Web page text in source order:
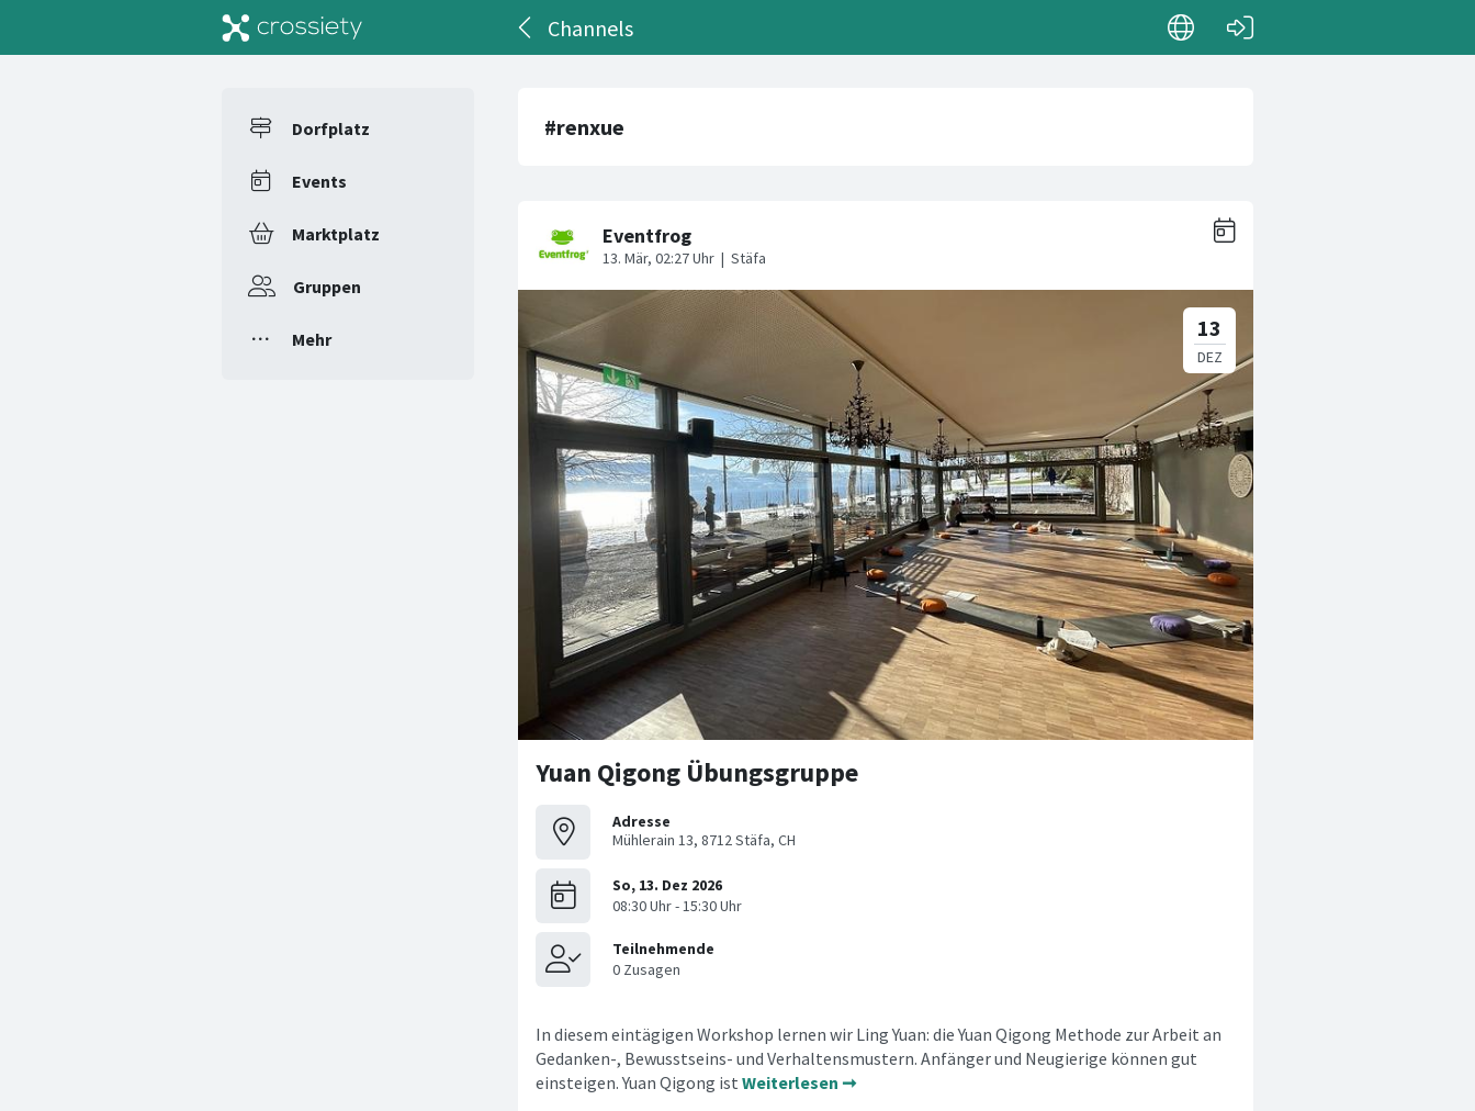
Channels
Dorfplatz
Events
Marktplatz
Gruppen
Mehr
#renxue
Yuan Qigong Übungsgruppe
Adresse
Mühlerain 13, 8712 Stäfa, CH
In diesem eintägigen Workshop lernen wir Ling Yuan: die Yuan Qigong Methode zur Arbeit an
Gedanken-, Bewusstseins- und Verhaltensmustern. Anfänger und Neugierige können gut
einsteigen. Yuan Qigong ist Weiterlesen ➞